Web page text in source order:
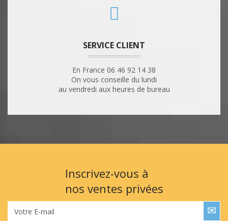
SERVICE CLIENT
En France 06 46 92 14 38
On vous conseille du lundi
au vendredi aux heures de bureau
Inscrivez-vous à
nos ventes privées
Votre E-mail